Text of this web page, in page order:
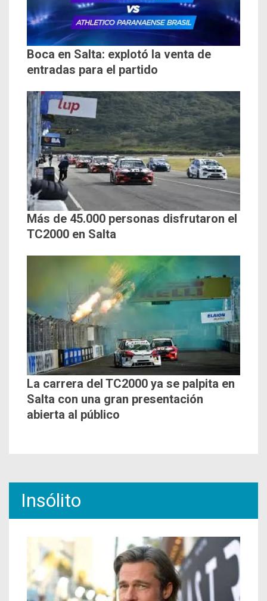
Boca en Salta: explotó la venta de
entradas para el partido
Más de 45.000 personas disfrutaron el
TC2000 en Salta
La carrera del TC2000 ya se palpita en
Salta con una gran presentación
abierta al público
Insólito